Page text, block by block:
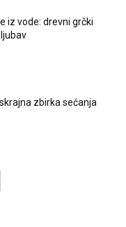
iz vode: drevni grčki
zbirka sećanja